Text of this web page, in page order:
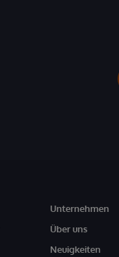
Unternehmen
Über uns
Neuigkeiten